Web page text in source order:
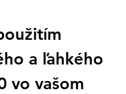
koľajnica (profil
hliník
mm x 40 mm
a ľahkého
vo vašom